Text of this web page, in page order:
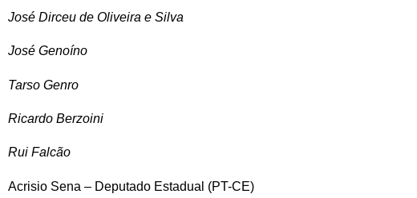
José Dirceu de Oliveira e Silva
José Genoíno
Tarso Genro
Ricardo Berzoini
Rui Falcão
Acrisio Sena – Deputado Estadual (PT-CE)